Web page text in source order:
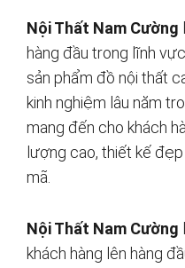
Nội Thất Nam Cường
hàng đầu trong lĩnh
sản phẩm đồ nội thất
kinh nghiệm lâu năm
mang đến cho khách
lượng cao, thiết kế
mã.
Nội Thất Nam Cường
khách hàng lên hàng